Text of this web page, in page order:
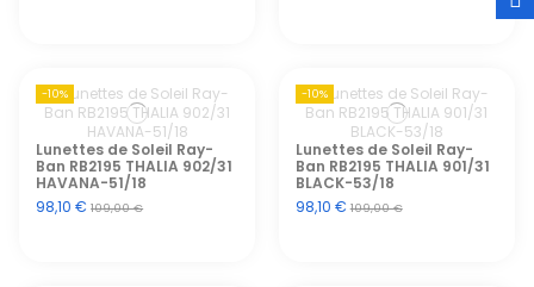
-10%
Lunettes de Soleil Ray-
Ban RB2195 THALIA 902/31
HAVANA-51/18
98,10 €109,00 €
-10%
Lunettes de Soleil Ray-
Ban RB2195 THALIA 901/31
BLACK-53/18
98,10 €109,00 €